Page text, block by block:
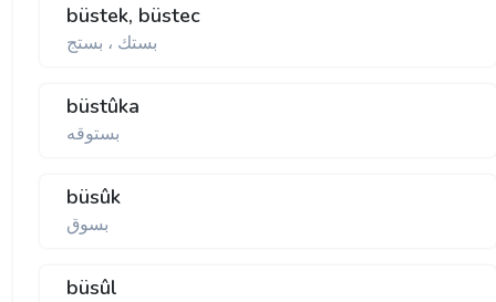
büstek, büstec
بستك ، بستج
büstûka
بستوقه
büsûk
بسوق
büsûl